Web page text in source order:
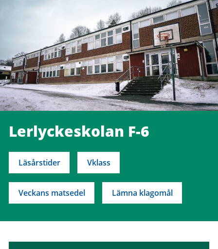
Lerlyckeskolan F-6
Läsårstider Vklass
Veckans matsedel Lämna klagomål